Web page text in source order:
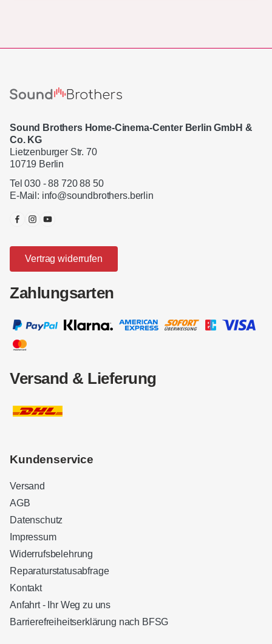
Sound Brothers Home-Cinema-Center Berlin GmbH &
Co. KG
Lietzenburger Str. 70
10719 Berlin
Tel 030 - 88 720 88 50
E-Mail: info@soundbrothers.berlin
Vertrag widerrufen
Zahlungsarten
Versand & Lieferung
Kundenservice
Versand
AGB
Datenschutz
Impressum
Widerrufsbelehrung
Reparaturstatusabfrage
Kontakt
Anfahrt - Ihr Weg zu uns
Barrierefreiheitserklärung nach BFSGKundenbewertungen und Erfahrungen zu